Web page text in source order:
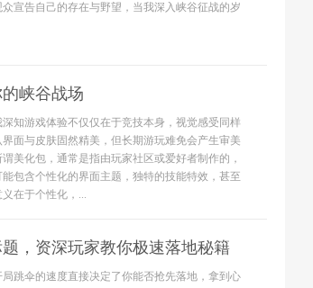
宣告自己的存在与野望，当我深入峡谷征战的岁
峡谷战场
知游戏体验不仅仅在于竞技本身，视觉感受同样
面与皮肤固然精美，但长期游玩难免会产生审美
美化包，通常是指由玩家社区或爱好者制作的，
包含个性化的界面主题，独特的技能特效，甚至
在于个性化，...
，资深玩家教你极速落地秘籍
跳伞的速度直接决定了你能否抢先落地，拿到心